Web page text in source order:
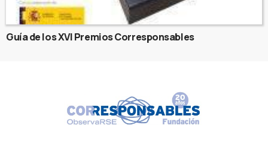
Guía de los XVI Premios Corresponsables